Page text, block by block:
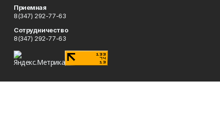
Приемная
8(347) 292-77-63
Сотрудничество
8(347) 292-77-63